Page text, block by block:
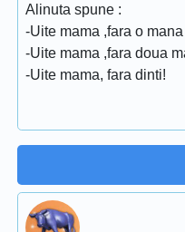
Alinuta spune :
-Uite mama ,fara o mana
-Uite mama ,fara doua
-Uite mama, fara dinti!